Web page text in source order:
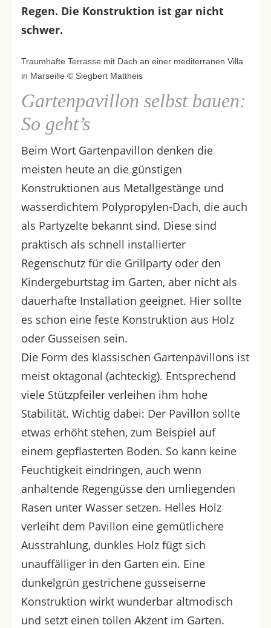
Regen. Die Konstruktion ist gar nicht
schwer.
Traumhafte Terrasse mit Dach an einer mediterranen Villa
in Marseille © Siegbert Mattheis
Gartenpavillon selbst bauen:
So geht’s
Beim Wort Gartenpavillon denken die
meisten heute an die günstigen
Konstruktionen aus Metallgestänge und
wasserdichtem Polypropylen-Dach, die auch
als Partyzelte bekannt sind. Diese sind
praktisch als schnell installierter
Regenschutz für die Grillparty oder den
Kindergeburtstag im Garten, aber nicht als
dauerhafte Installation geeignet. Hier sollte
es schon eine feste Konstruktion aus Holz
oder Gusseisen sein.
Die Form des klassischen Gartenpavillons ist
meist oktagonal (achteckig). Entsprechend
viele Stützpfeiler verleihen ihm hohe
Stabilität. Wichtig dabei: Der Pavillon sollte
etwas erhöht stehen, zum Beispiel auf
einem gepflasterten Boden. So kann keine
Feuchtigkeit eindringen, auch wenn
anhaltende Regengüsse den umliegenden
Rasen unter Wasser setzen. Helles Holz
verleiht dem Pavillon eine gemütlichere
Ausstrahlung, dunkles Holz fügt sich
unauffälliger in den Garten ein. Eine
dunkelgrün gestrichene gusseiserne
Konstruktion wirkt wunderbar altmodisch
und setzt einen tollen Akzent im Garten.